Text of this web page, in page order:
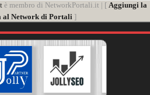
è membro di NetworkPortali.it | [ Aggiungi la
al Network di Portali]